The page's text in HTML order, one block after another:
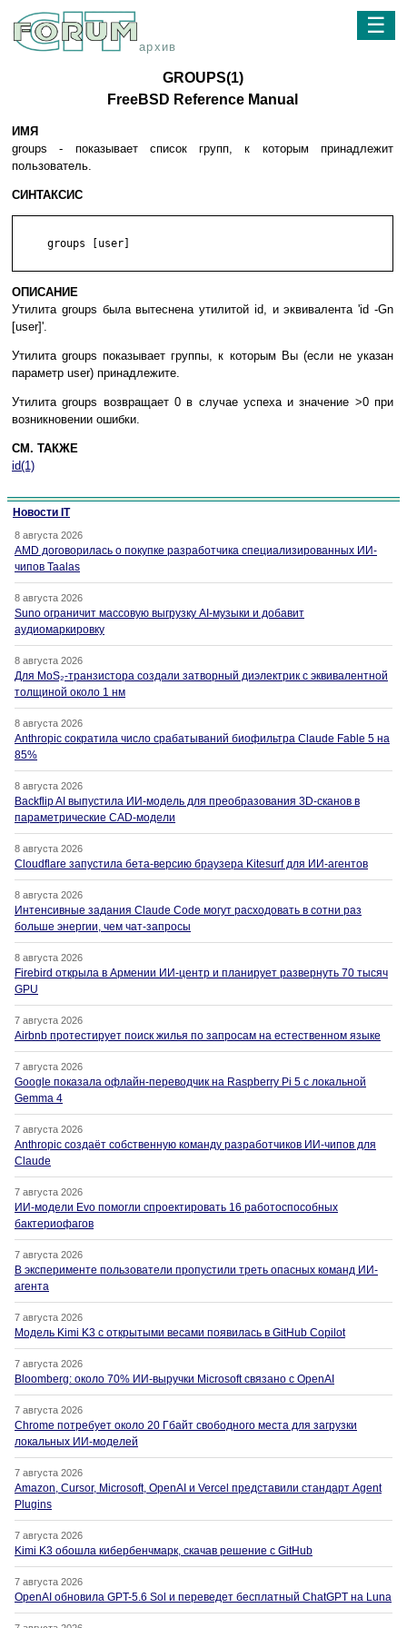
архив
☰
GROUPS(1)
FreeBSD Reference Manual
ИМЯ
groups - показывает список групп, к которым принадлежит
пользователь.
СИНТАКСИС
     groups [user]
ОПИСАНИЕ
Утилита groups была вытеснена утилитой id, и эквивалента 'id -Gn
[user]'.
Утилита groups показывает группы, к которым Вы (если не указан
параметр user) принадлежите.
Утилита groups возвращает 0 в случае успеха и значение >0 при
возникновении ошибки.
СМ. ТАКЖЕ
id(1)
Новости IT
8 августа 2026
AMD договорилась о покупке разработчика специализированных ИИ-
чипов Taalas
8 августа 2026
Suno ограничит массовую выгрузку AI-музыки и добавит
аудиомаркировку
8 августа 2026
Для MoS₂-транзистора создали затворный диэлектрик с эквивалентной
толщиной около 1 нм
8 августа 2026
Anthropic сократила число срабатываний биофильтра Claude Fable 5 на
85%
8 августа 2026
Backflip AI выпустила ИИ-модель для преобразования 3D-сканов в
параметрические CAD-модели
8 августа 2026
Cloudflare запустила бета-версию браузера Kitesurf для ИИ-агентов
8 августа 2026
Интенсивные задания Claude Code могут расходовать в сотни раз
больше энергии, чем чат-запросы
8 августа 2026
Firebird открыла в Армении ИИ-центр и планирует развернуть 70 тысяч
GPU
7 августа 2026
Airbnb протестирует поиск жилья по запросам на естественном языке
7 августа 2026
Google показала офлайн-переводчик на Raspberry Pi 5 с локальной
Gemma 4
7 августа 2026
Anthropic создаёт собственную команду разработчиков ИИ-чипов для
Claude
7 августа 2026
ИИ-модели Evo помогли спроектировать 16 работоспособных
бактериофагов
7 августа 2026
В эксперименте пользователи пропустили треть опасных команд ИИ-
агента
7 августа 2026
Модель Kimi K3 с открытыми весами появилась в GitHub Copilot
7 августа 2026
Bloomberg: около 70% ИИ-выручки Microsoft связано с OpenAI
7 августа 2026
Chrome потребует около 20 Гбайт свободного места для загрузки
локальных ИИ-моделей
7 августа 2026
Amazon, Cursor, Microsoft, OpenAI и Vercel представили стандарт Agent
Plugins
7 августа 2026
Kimi K3 обошла кибербенчмарк, скачав решение с GitHub
7 августа 2026
OpenAI обновила GPT-5.6 Sol и переведет бесплатный ChatGPT на Luna